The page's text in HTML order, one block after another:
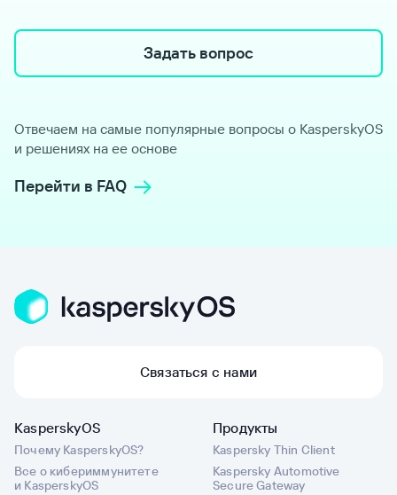
Задать вопрос
Отвечаем на самые популярные вопросы о KasperskyOS
и решениях на ее основе
Перейти в FAQ
Связаться с нами
KasperskyOS
Почему KasperskyOS?
Все о кибериммунитете
и KasperskyOS
Продукты
Kaspersky Thin Client
Kaspersky Automotive
Secure Gateway